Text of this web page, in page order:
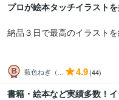
プロが絵本タッチイラスト
納品３日で最高のイラストを
藍色ねぎ（... 4.9(44)
書籍・絵本など実績多数！